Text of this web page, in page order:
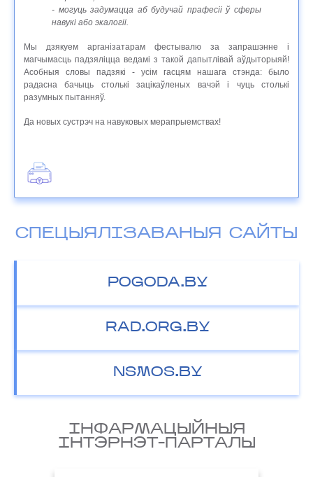
- могуць задумацца аб будучай прафесіі ў сферы
навукі або экалогіі.
Мы дзякуем арганізатарам фестывалю за запрашэнне і
магчымасць падзяліцца ведамі з такой дапытлівай аўдыторыяй!
Асобныя словы падзякі - усім гасцям нашага стэнда: было
радасна бачыць столькі зацікаўленых вачэй і чуць столькі
разумных пытанняў.
Да новых сустрэч на навуковых мерапрыемствах!
СПЕЦЫЯЛІЗАВАНЫЯ САЙТЫ
POGODA.BY
RAD.ORG.BY
NSMOS.BY
IНФАРМАЦЫЙНЫЯ
IНТЭРНЭТ-ПАРТАЛЫ